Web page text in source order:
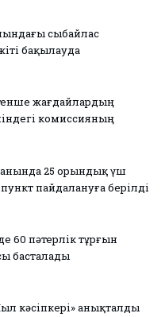
сыбайлас
бақылауда
жағдайлардың
комиссияның
25 орындық үш
пайдалануға берілді
60 пәтерлік тұрғын
басталады
кәсіпкері» анықталды